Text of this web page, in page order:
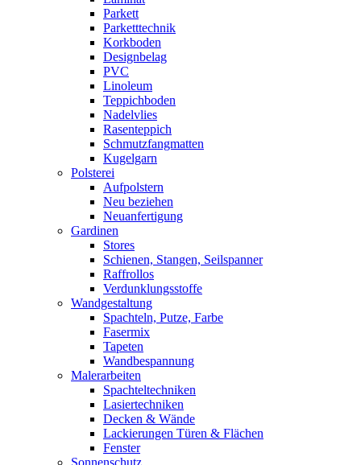
Parkett
Parketttechnik
Korkboden
Designbelag
PVC
Linoleum
Teppichboden
Nadelvlies
Rasenteppich
Schmutzfangmatten
Kugelgarn
Polsterei
Aufpolstern
Neu beziehen
Neuanfertigung
Gardinen
Stores
Schienen, Stangen, Seilspanner
Raffrollos
Verdunklungsstoffe
Wandgestaltung
Spachteln, Putze, Farbe
Fasermix
Tapeten
Wandbespannung
Malerarbeiten
Spachteltechniken
Lasiertechniken
Decken & Wände
Lackierungen Türen & Flächen
Fenster
Sonnenschutz